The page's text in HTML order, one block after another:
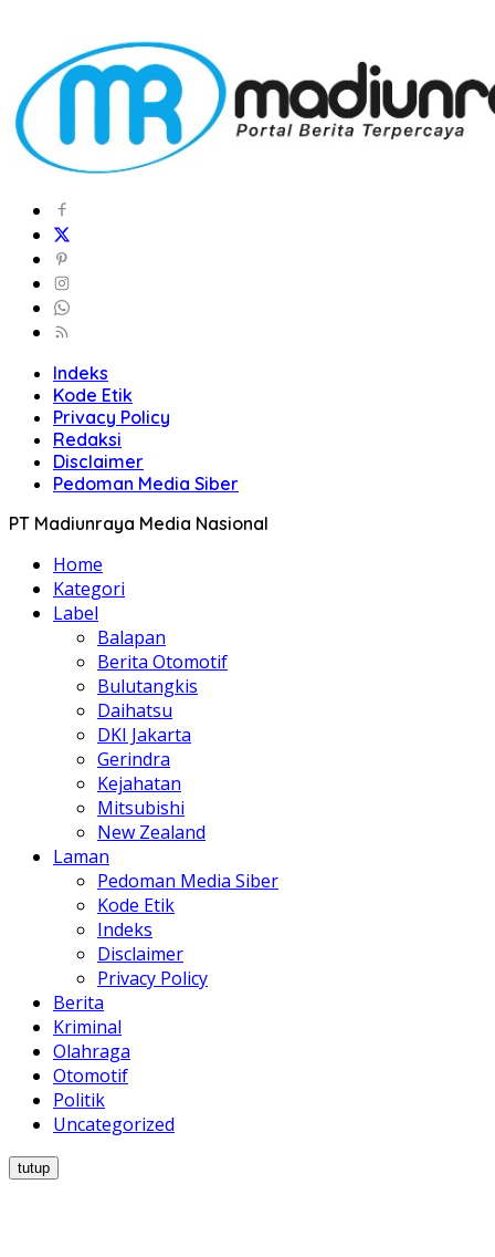
Indeks
Kode Etik
Privacy Policy
Redaksi
Disclaimer
Pedoman Media Siber
PT Madiunraya Media Nasional
Home
Kategori
Label
Balapan
Berita Otomotif
Bulutangkis
Daihatsu
DKI Jakarta
Gerindra
Kejahatan
Mitsubishi
New Zealand
Laman
Pedoman Media Siber
Kode Etik
Indeks
Disclaimer
Privacy Policy
Berita
Kriminal
Olahraga
Otomotif
Politik
Uncategorized
tutup